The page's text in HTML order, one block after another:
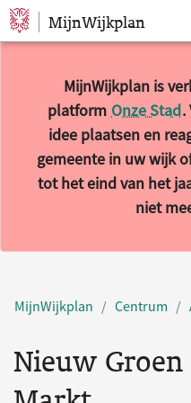
Sla navigatie over
MijnWijkplan
MijnWijkplan is
platform Onze Stad.
idee plaatsen en
gemeente in uw wijk
tot het eind van het
niet
MijnWijkplan Centrum
Nieuw